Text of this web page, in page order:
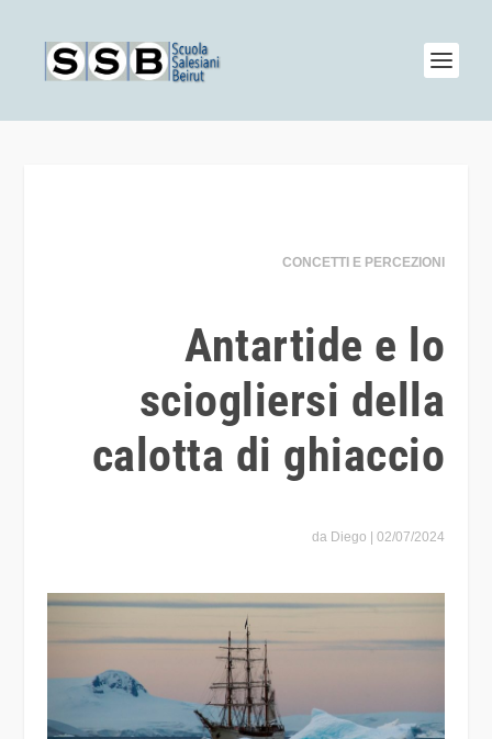
CONCETTI E PERCEZIONI
Antartide e lo
sciogliersi della
calotta di ghiaccio
da Diego |02/07/2024